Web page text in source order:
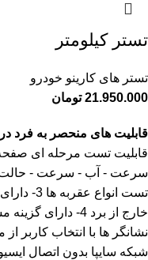
تستر کیلومتر
تستر های کارینو خودرو
21.950.000 تومان
قابلیت های منحصر به فرد
قابلیت تست مرحله ای
تست
خارج از برد 4-